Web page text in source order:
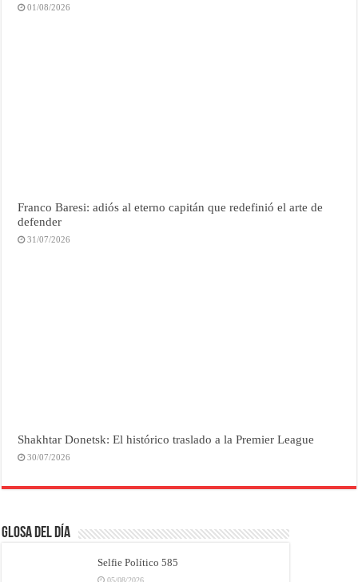
01/08/2026
Franco Baresi: adiós al eterno capitán que redefinió el arte de
defender
31/07/2026
Shakhtar Donetsk: El histórico traslado a la Premier League
30/07/2026
Glosa del Día
Selfie Político 585
05/08/2026